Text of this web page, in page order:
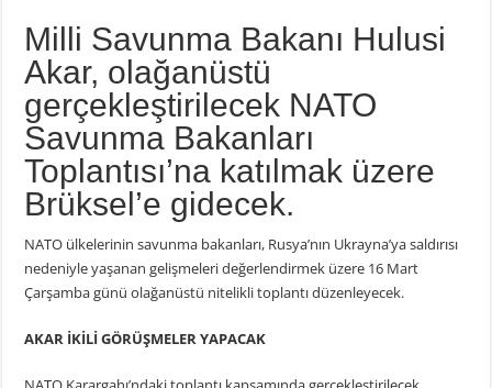
Milli Savunma Bakanı Hulusi
Akar, olağanüstü
gerçekleştirilecek NATO
Savunma Bakanları
Toplantısı’na katılmak üzere
Brüksel’e gidecek.
NATO ülkelerinin savunma bakanları, Rusya’nın Ukrayna’ya saldırısı
nedeniyle yaşanan gelişmeleri değerlendirmek üzere 16 Mart
Çarşamba günü olağanüstü nitelikli toplantı düzenleyecek.
AKAR İKİLİ GÖRÜŞMELER YAPACAK